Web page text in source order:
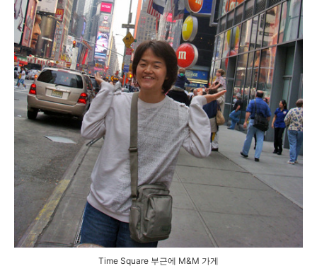
Time Square 부근에 M&M 가게